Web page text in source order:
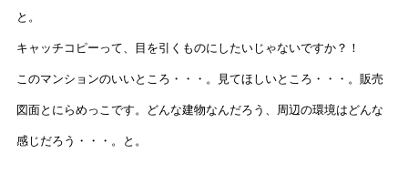
と。
キャッチコピーって、目を引くものにしたいじゃないですか？！
このマンションのいいところ・・・。見てほしいところ・・・。販売
図面とにらめっこです。どんな建物なんだろう、周辺の環境はどんな
感じだろう・・・。と。